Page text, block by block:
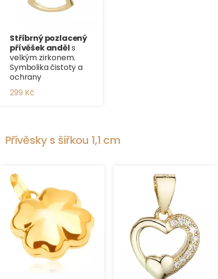
Stříbrný pozlacený
přívěšek anděls
velkým zirkonem.
Symbolika čistoty a
ochrany
299 Kč
Přívěsky s šířkou 1,1 cm